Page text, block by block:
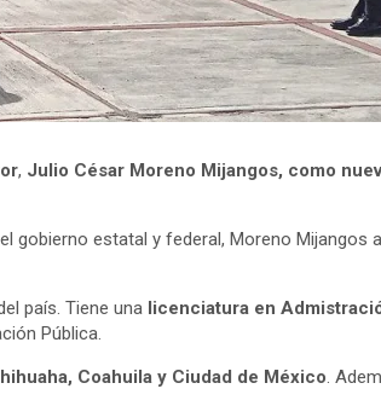
, Julio César Moreno Mijangos, como
gobierno estatal y federal, Moreno Mijangos
país. Tiene una licenciatura en
Pública.
Coahuila y Ciudad de México.